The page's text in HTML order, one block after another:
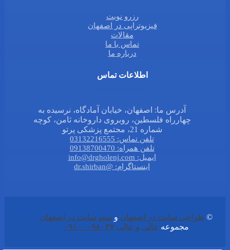
رزرو نوبت
فیزیوتراپی در اصفهان
مقالات
تماس با ما
درباره ما
اطلاعات تماس
آدرس ما: اصفهان، خیابان آمادگاه، نرسیده به
چهارراه فلسطین، روبروی داروخانه ثامن، کوچه
شماره 21، مجتمع پزشکی پرتو
تلفن تماس: 03132216555
تلفن همراه: 09138700470
ایمیل: info@drgholenj.com
اینستاگرام: @dr.shirban
© طراحی سایت در اصفهان و سئو سایت در اصفهان
مجموعه عالی و عالی ۰۹۱۰۰۰۹۸۰۳۷